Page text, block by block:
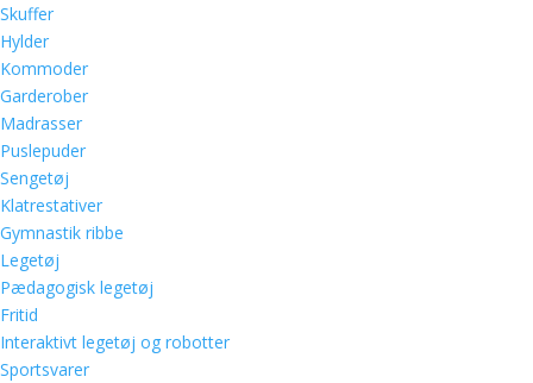
Skuffer
Hylder
Kommoder
Garderober
Madrasser
Puslepuder
Sengetøj
Klatrestativer
Gymnastik ribbe
Legetøj
Pædagogisk legetøj
Fritid
Interaktivt legetøj og robotter
Sportsvarer